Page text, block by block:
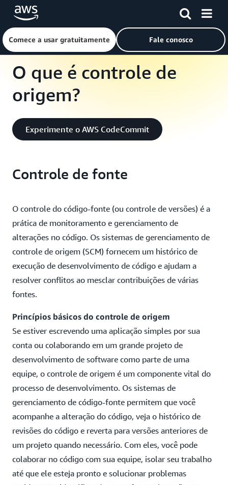
Pular para o conteúdo principal
Comece a usar gratuitamente Fale conosco
AWS ›
O que é controle de
origem?
Experimente o AWS CodeCommit
Controle de fonte
O controle do código-fonte (ou controle de versões) é a
prática de monitoramento e gerenciamento de
alterações no código. Os sistemas de gerenciamento de
controle de origem (SCM) fornecem um histórico de
execução de desenvolvimento de código e ajudam a
resolver conflitos ao mesclar contribuições de várias
fontes.
Princípios básicos do controle de origem
Se estiver escrevendo uma aplicação simples por sua
conta ou colaborando em um grande projeto de
desenvolvimento de software como parte de uma
equipe, o controle de origem é um componente vital do
processo de desenvolvimento. Os sistemas de
gerenciamento de código-fonte permitem que você
acompanhe a alteração do código, veja o histórico de
revisões do código e reverta para versões anteriores de
um projeto quando necessário. Com eles, você pode
colaborar no código com sua equipe, isolar seu trabalho
até que ele esteja pronto e solucionar problemas